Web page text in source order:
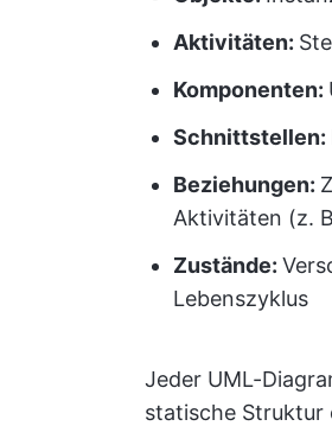
Aktivitäten:
Komponenten:
Schnittstellen:
Beziehungen:
Aktivitäten (z.
Zustände:
Lebenszyklus
Jeder UML-
statische Struktur